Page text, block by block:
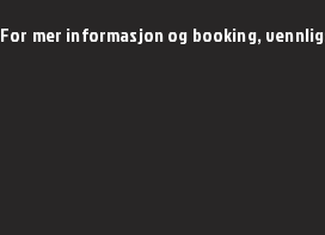
For mer informasjon og booking,